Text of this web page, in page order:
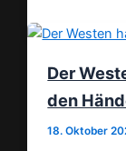
Der
den
18. Oktober